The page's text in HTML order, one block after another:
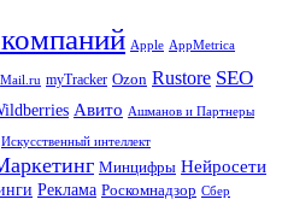
Apple AppMetrica
Mail.ru myTracker Ozon Rustore SEO
Авито Ашманов и Партнеры
Искусственный интеллект
Минцифры Нейросети
Реклама Роскомнадзор Сбер